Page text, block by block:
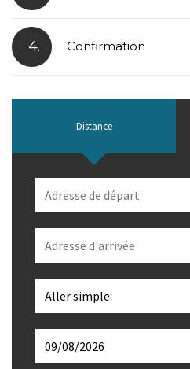
4. Confirmation
Distance